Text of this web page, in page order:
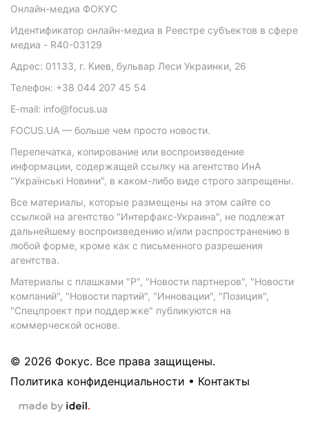
Онлайн-медиа ФОКУС
Идентификатор онлайн-медиа в Реестре субъектов в сфере
медиа - R40-03129
Адрес: 01133, г. Киев, бульвар Леси Украинки, 26
Телефон: +38 044 207 45 54
E-mail: info@focus.ua
FOCUS.UA — больше чем просто новости.
Перепечатка, копирование или воспроизведение
информации, содержащей ссылку на агентство ИнА
"Українські Новини", в каком-либо виде строго запрещены.
Все материалы, которые размещены на этом сайте со
ссылкой на агентство "Интерфакс-Украина", не подлежат
дальнейшему воспроизведению и/или распространению в
любой форме, кроме как с письменного разрешения
агентства.
Материалы с плашками "Р", "Новости партнеров", "Новости
компаний", "Новости партий", "Инновации", "Позиция",
"Спецпроект при поддержке" публикуются на
коммерческой основе.
© 2026 Фокус. Все права защищены.
Политика конфиденциальности • Контакты